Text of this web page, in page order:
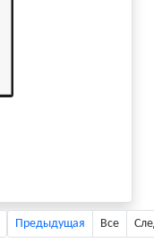
Предыдущая Все